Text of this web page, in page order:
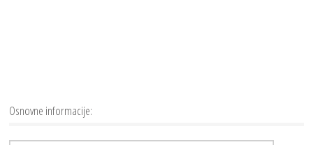
Osnovne informacije: